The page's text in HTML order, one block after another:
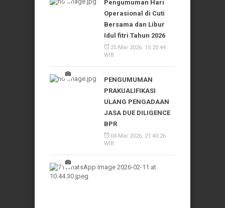
Pengumuman Hari
Operasional di Cuti
Bersama dan Libur
Idul fitri Tahun 2026
25 Mar 2026, 15:20:44
WIB
PENGUMUMAN
PRAKUALIFIKASI
ULANG PENGADAAN
JASA DUE DILIGENCE
BPR
04 Mar 2026, 21:40:26
WIB